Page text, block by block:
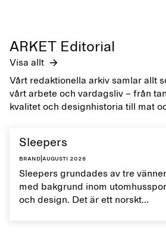
ARKET Editorial
Visa allt
Vårt redaktionella arkiv samlar allt
vårt arbete och vardagsliv – från
kvalitet och designhistoria till mat
Sleepers
Brand augusti 2026
Sleepers grundades av tre vänner
med bakgrund inom
och design. Det är ett norskt